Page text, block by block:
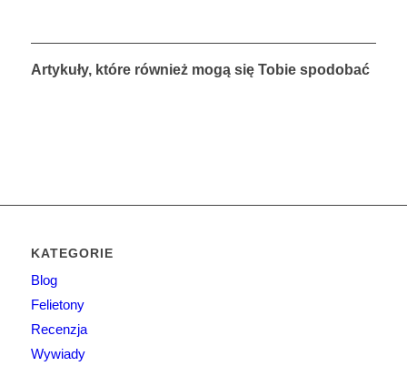
Artykuły, które również mogą się Tobie spodobać
KATEGORIE
Blog
Felietony
Recenzja
Wywiady